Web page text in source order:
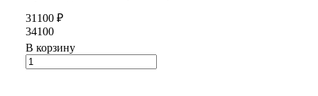
31100 ₽
34100
В корзину